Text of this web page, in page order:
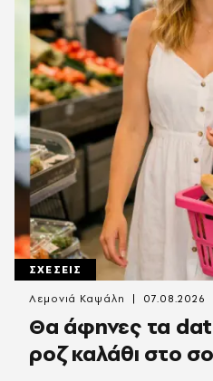
ΣΧΕΣΕΙΣ
Θα άφηνες τα
ροζ καλάθι στο
Λεμονιά Καψάλη 07.08.2026